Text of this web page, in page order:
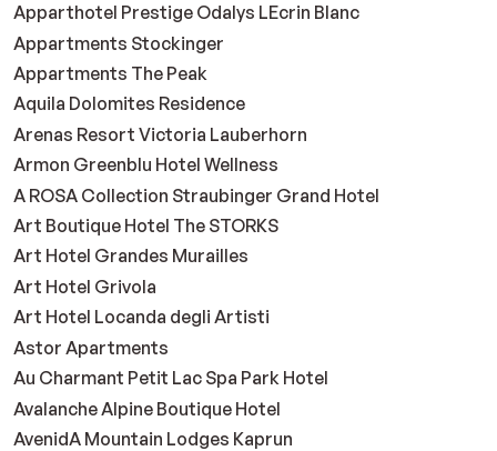
Apparthotel Prestige Odalys LEcrin Blanc
Appartments Stockinger
Appartments The Peak
Aquila Dolomites Residence
Arenas Resort Victoria Lauberhorn
Armon Greenblu Hotel Wellness
A ROSA Collection Straubinger Grand Hotel
Art Boutique Hotel The STORKS
Art Hotel Grandes Murailles
Art Hotel Grivola
Art Hotel Locanda degli Artisti
Astor Apartments
Au Charmant Petit Lac Spa Park Hotel
Avalanche Alpine Boutique Hotel
AvenidA Mountain Lodges Kaprun